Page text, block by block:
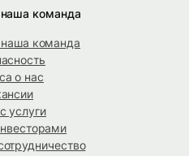
команда
команда
о нас
услуги